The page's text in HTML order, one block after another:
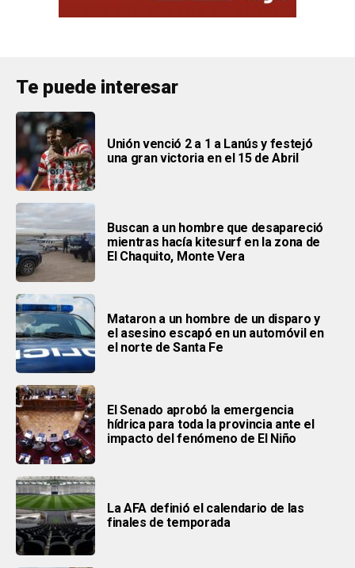
Te puede interesar
Unión venció 2 a 1 a Lanús y festejó
una gran victoria en el 15 de Abril
Buscan a un hombre que desapareció
mientras hacía kitesurf en la zona de
El Chaquito, Monte Vera
Mataron a un hombre de un disparo y
el asesino escapó en un automóvil en
el norte de Santa Fe
El Senado aprobó la emergencia
hídrica para toda la provincia ante el
impacto del fenómeno de El Niño
La AFA definió el calendario de las
finales de temporada